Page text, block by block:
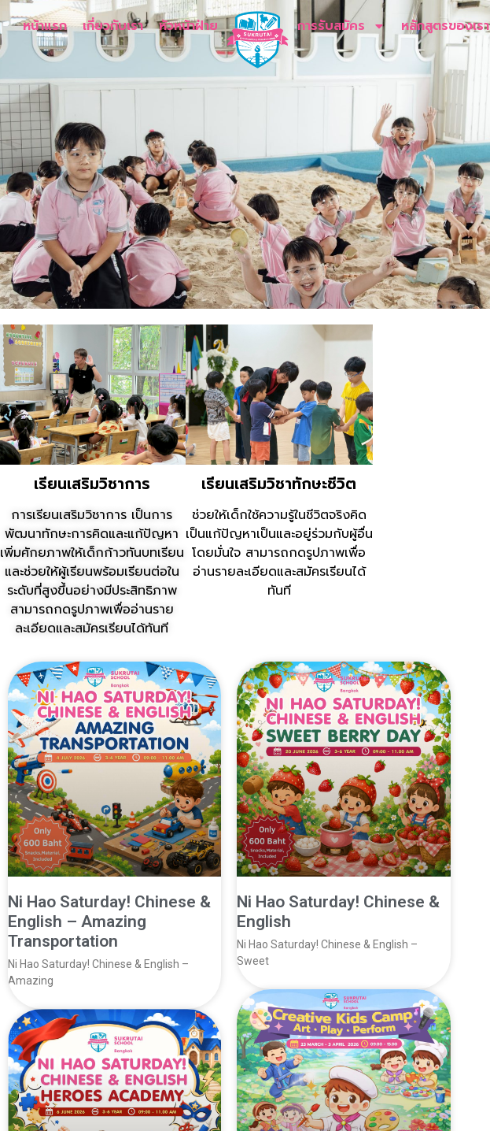
หน้าแรก เกี่ยวกับเรา หัวหน้าฝ่าย การรับสมัคร หลักสูตรของเรา
เรียนเสริมวิชาการ
การเรียนเสริมวิชาการ เป็นการ
พัฒนาทักษะการคิดและแก้ปัญหา
เพิ่มศักยภาพให้เด็กก้าวทันบทเรียน
และช่วยให้ผู้เรียนพร้อมเรียนต่อใน
ระดับที่สูงขึ้นอย่างมีประสิทธิภาพ
สามารถกดรูปภาพเพื่ออ่านราย
ละเอียดและสมัครเรียนได้ทันที
เรียนเสริมวิชาทักษะชีวิต
ช่วยให้เด็กใช้ความรู้ในชีวิตจริงคิด
เป็นแก้ปัญหาเป็นและอยู่ร่วมกับผู้อื่น
โดยมั่นใจ สามารถกดรูปภาพเพื่อ
อ่านรายละเอียดและสมัครเรียนได้
ทันที
Ni Hao Saturday! Chinese &
English – Amazing
Transportation
Ni Hao Saturday! Chinese & English –
Amazing
Ni Hao Saturday! Chinese &
English
Ni Hao Saturday! Chinese & English –
Sweet